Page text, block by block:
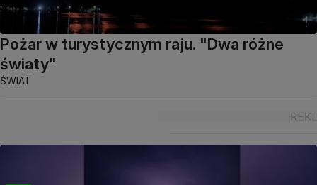
Pożar w turystycznym raju. "Dwa różne
światy"
ŚWIAT